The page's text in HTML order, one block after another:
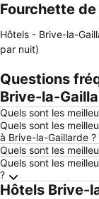
Fourchette
Hôtels - Brive-la-
par nuit)
Questions
Brive-la-
Quels sont les
Quels sont les
à Brive-la-Gaillarde ?
Quels sont les
Quels sont les
?
Hôtels Brive-